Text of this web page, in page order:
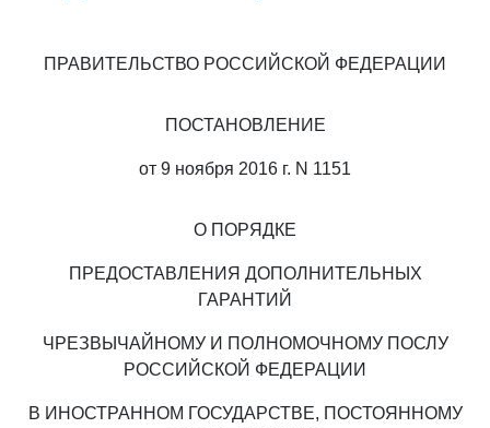
ПРАВИТЕЛЬСТВО РОССИЙСКОЙ ФЕДЕРАЦИИ
ПОСТАНОВЛЕНИЕ
от 9 ноября 2016 г. N 1151
О ПОРЯДКЕ
ПРЕДОСТАВЛЕНИЯ ДОПОЛНИТЕЛЬНЫХ
ГАРАНТИЙ
ЧРЕЗВЫЧАЙНОМУ И ПОЛНОМОЧНОМУ ПОСЛУ
РОССИЙСКОЙ ФЕДЕРАЦИИ
В ИНОСТРАННОМ ГОСУДАРСТВЕ, ПОСТОЯННОМУ